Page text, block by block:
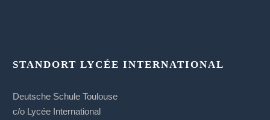
STANDORT LYCÉE INTERNATIONAL
Deutsche Schule Toulouse
c/o Lycée International